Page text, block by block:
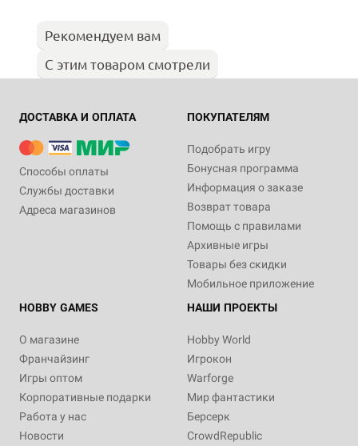
Рекомендуем вам
С этим товаром смотрели
ДОСТАВКА И ОПЛАТА
Способы оплаты
Службы доставки
Адреса магазинов
ПОКУПАТЕЛЯМ
Подобрать игру
Бонусная программа
Информация о заказе
Возврат товара
Помощь с правилами
Архивные игры
Товары без скидки
Мобильное приложение
HOBBY GAMES
О магазине
Франчайзинг
Игры оптом
Корпоративные подарки
Работа у нас
Новости
НАШИ ПРОЕКТЫ
Hobby World
Игрокон
Warforge
Мир фантастики
Берсерк
CrowdRepublic